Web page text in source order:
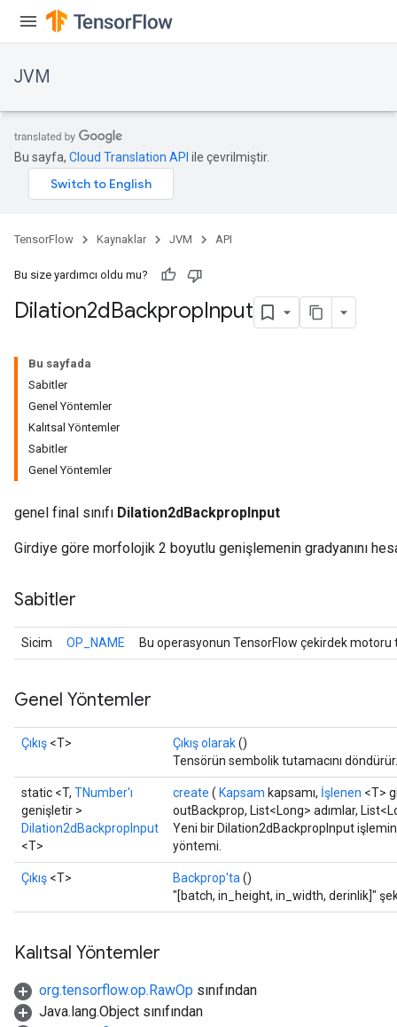
JVM
Bu sayfa, Cloud Translation API ile çevrilmiştir.
TensorFlow Kaynaklar JVM API
Bu size yardımcı oldu mu?
Dilation2dBackpropInput
Bu sayfada
Sabitler
Genel Yöntemler
Kalıtsal Yöntemler
Sabitler
Genel Yöntemler
genel final sınıfı Dilation2dBackpropInput
Girdiye göre morfolojik 2 boyutlu genişlemenin gradyanını
Sabitler
Sicim OP_NAME Bu operasyonun TensorFlow çekirdek motoru
Genel Yöntemler
Çıkış <T> Çıkış olarak()
Tensörün sembolik tutamacını döndürür.
static <T, TNumber'ı
genişletir >
Dilation2dBackpropInput
<T>
create ( Kapsam kapsamı, İşlenen <T>
outBackprop, List<Long> adımlar,
Yeni bir Dilation2dBackpropInput
yöntemi.
Çıkış <T> Backprop'ta ()
"[batch, in_height, in_width, derinlik]"
Kalıtsal Yöntemler
org.tensorflow.op.RawOp sınıfından
Java.lang.Object sınıfından